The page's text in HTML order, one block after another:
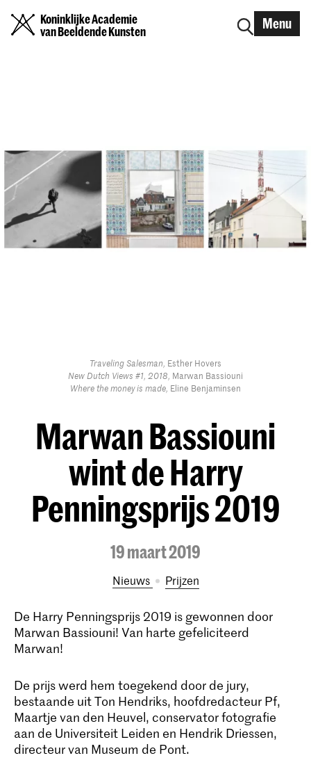
Koninklijke Academie
van Beeldende Kunsten
Menu
Traveling Salesman, Esther Hovers
New Dutch Views #1, 2018, Marwan Bassiouni
Where the money is made, Eline Benjaminsen
Marwan Bassiouni
wint de Harry
Penningsprijs 2019
19 maart 2019
Nieuws prijzen
De Harry Penningsprijs 2019 is gewonnen door
Marwan Bassiouni! Van harte gefeliciteerd
Marwan!
De prijs werd hem toegekend door de jury,
bestaande uit Ton Hendriks, hoofdredacteur Pf,
Maartje van den Heuvel, conservator fotografie
aan de Universiteit Leiden en Hendrik Driessen,
directeur van Museum de Pont.